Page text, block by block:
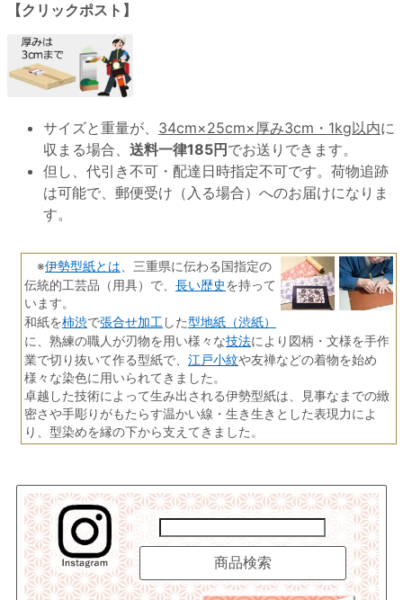
【クリックポスト】
サイズと重量が、 34cm×25cm×厚み3cm・1kg以内に
収まる場合、 送料一律185円でお送りできます。
但し、代引き不可・配達日時指定不可です。荷物追跡
は可能で、郵便受け（入る場合）へのお届けになりま
す。
※伊勢型紙とは 、三重県に伝わる国指定の
伝統的工芸品（用具）で、 長い歴史を持って
います。
和紙を柿渋で張合せ加工 した型地紙（渋紙）
に、熟練の職人が刃物を用い様々な技法により図柄・文様を手作
業で切り抜いて作る型紙で、 江戸小紋や友禅などの着物を始め
様々な染色に用いられてきました。
卓越した技術によって生み出される伊勢型紙は、見事なまでの緻
密さや手彫りがもたらす温かい線・生き生きとした表現力によ
り、型染めを縁の下から支えてきました。